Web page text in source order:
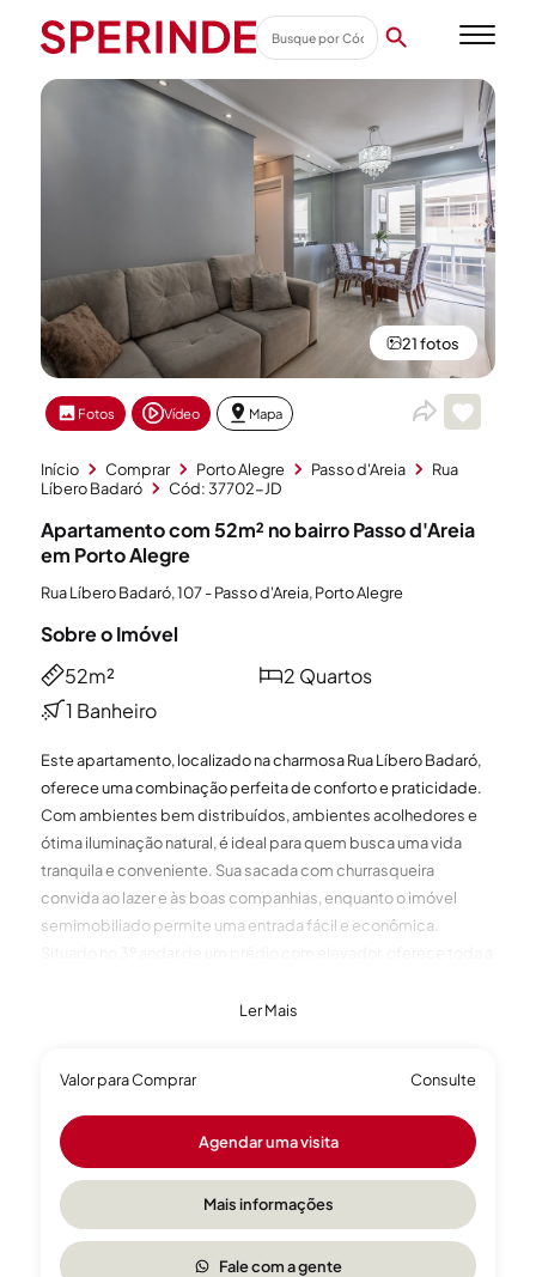
21 fotos
Fotos Vídeo Mapa
Início Comprar Porto Alegre Passo d'Areia
Rua
Líbero Badaró
Cód: 37702-JD
Apartamento com 52m² no bairro Passo d'Areia
em Porto Alegre
Rua Líbero Badaró, 107 - Passo d'Areia, Porto Alegre
Sobre o Imóvel
52m²
2 Quartos
1 Banheiro
Este apartamento, localizado na charmosa Rua Líbero Badaró,
oferece uma combinação perfeita de conforto e praticidade.
Com ambientes bem distribuídos, ambientes acolhedores e
ótima iluminação natural, é ideal para quem busca uma vida
tranquila e conveniente. Sua sacada com churrasqueira
convida ao lazer e às boas companhias, enquanto o imóvel
semimobiliado permite uma entrada fácil e econômica.
bem em Porto Alegre, com facilidade de acesso às principais
Ler Mais
Valor para Comprar Consulte
Agendar uma visita
Mais informações
Fale com a gente